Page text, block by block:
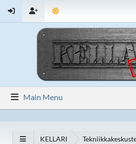
Main Menu
KELLARI